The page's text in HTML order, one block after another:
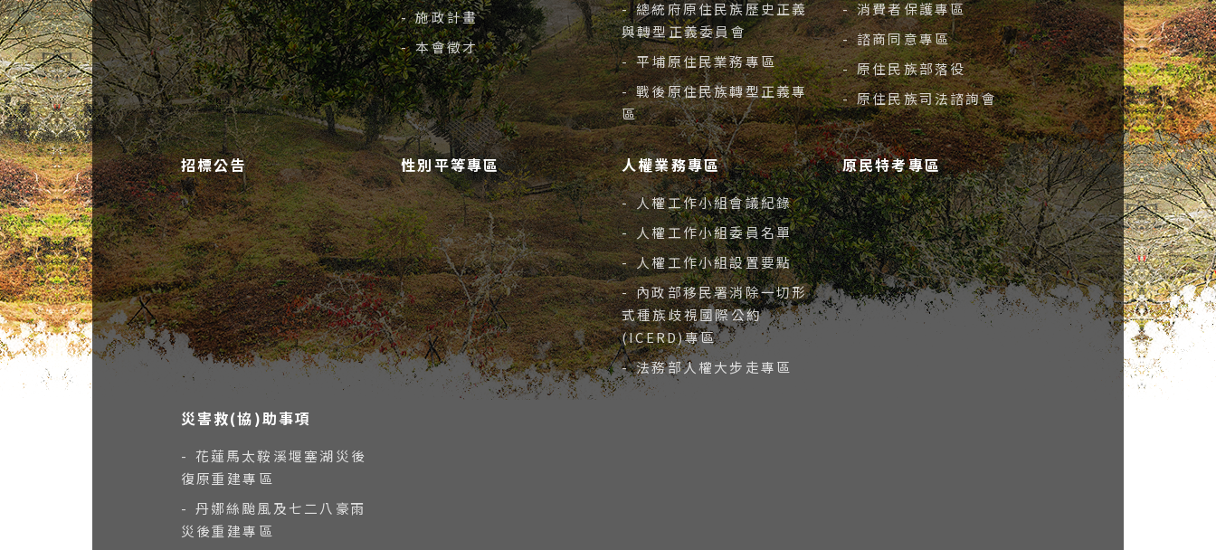
- 施政計畫
- 本會徵才
- 總統府原住民族歷史正義
與轉型正義委員會
- 平埔原住民業務專區
- 戰後原住民族轉型正義專
區
- 消費者保護專區
- 諮商同意專區
- 原住民族部落役
- 原住民族司法諮詢會
招標公告 性別平等專區 人權業務專區
- 人權工作小組會議紀錄
- 人權工作小組委員名單
- 人權工作小組設置要點
- 內政部移民署消除一切形
式種族歧視國際公約
(ICERD)專區
- 法務部人權大步走專區
原民特考專區
災害救(協)助事項
- 花蓮馬太鞍溪堰塞湖災後
復原重建專區
- 丹娜絲颱風及七二八豪雨
災後重建專區